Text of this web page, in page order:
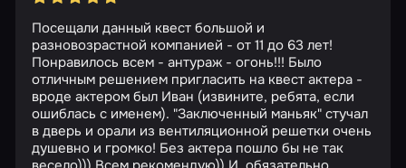
Посещали данный квест большой и
разновозрастной компанией - от 11 до 63 лет!
Понравилось всем - антураж - огонь!!! Было
отличным решением пригласить на квест актера -
вроде актером был Иван (извините, ребята, если
ошиблась с именем). "Заключенный маньяк" стучал
в дверь и орали из вентиляционной решетки очень
душевно и громко! Без актера пошло бы не так